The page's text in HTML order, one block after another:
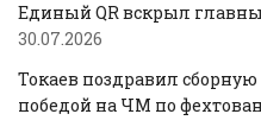
Единый QR вскрыл
30.07.2026
Токаев поздравил сборную
победой на ЧМ по